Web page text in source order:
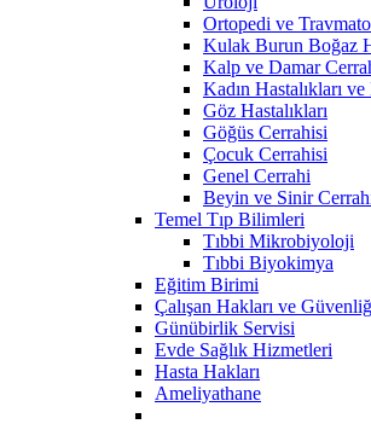
Ortopedi ve
Kulak Burun Boğaz
Kalp ve Damar
Kadın Hastalıkları
Göz Hastalıkları
Göğüs Cerrahisi
Çocuk Cerrahisi
Genel Cerrahi
Beyin ve Sinir
Temel Tıp Bilimleri
Tıbbi Mikrobiyoloji
Tıbbi Biyokimya
Eğitim Birimi
Çalışan Hakları ve
Günübirlik Servisi
Evde Sağlık Hizmetleri
Hasta Hakları
Ameliyathane